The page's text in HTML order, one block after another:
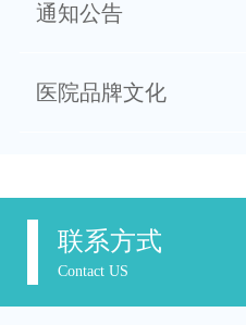
通知公告
医院品牌文化
联系方式
Contact US